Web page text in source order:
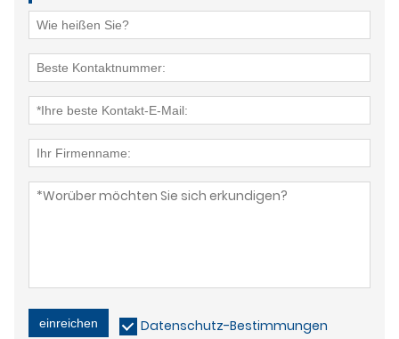
einreichen Datenschutz-Bestimmungen